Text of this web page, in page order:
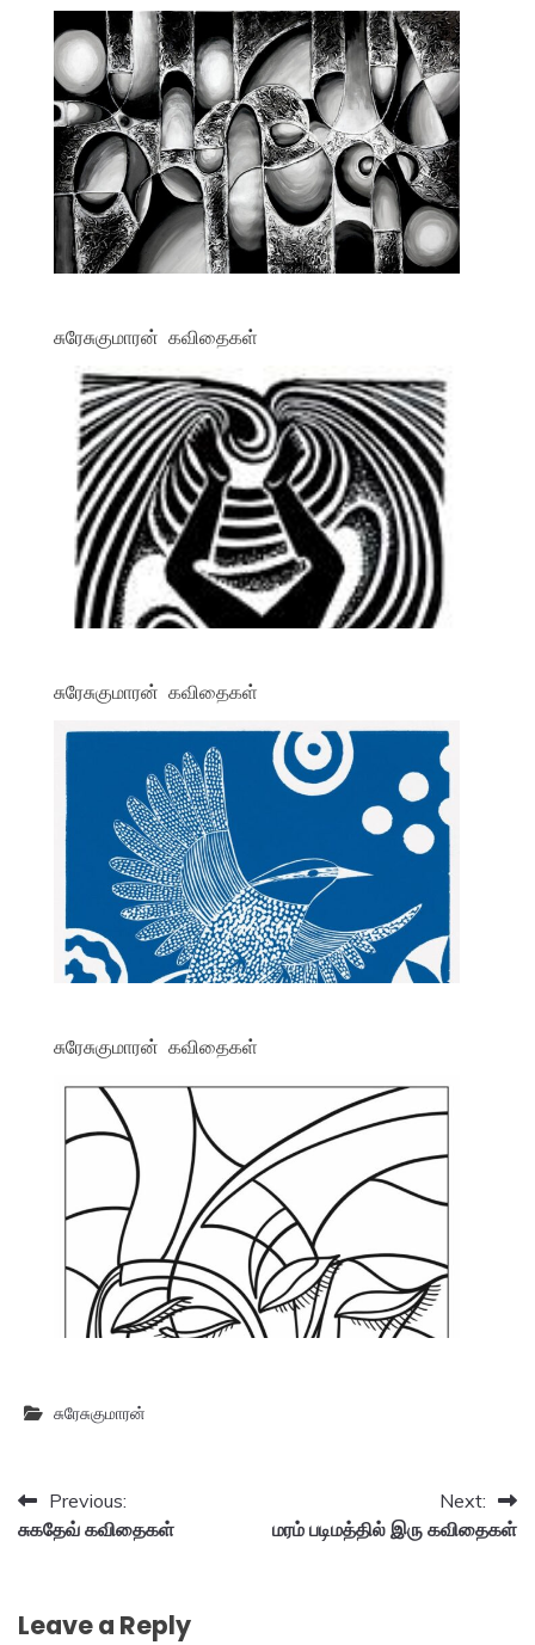
சுரேசுகுமாரன் கவிதைகள்
சுரேசுகுமாரன் கவிதைகள்
சுரேசுகுமாரன் கவிதைகள்
சுரேசுகுமாரன்
Post
navigation
Previous:
சுகதேவ் கவிதைகள்
Next:
மரம் படிமத்தில் இரு கவிதைகள்
Leave a Reply